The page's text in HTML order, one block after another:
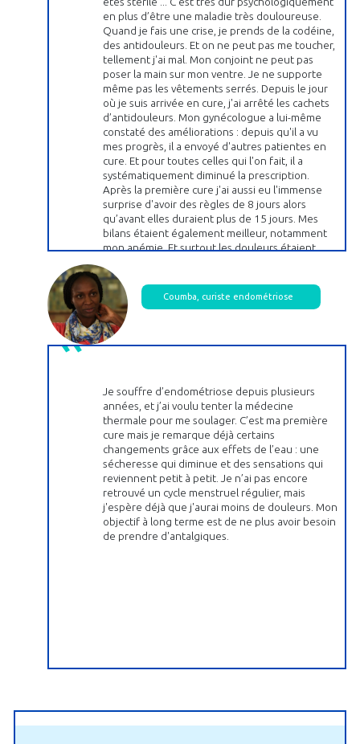
en plus d’être une maladie très douloureuse.
Quand je fais une crise, je prends de la codéine,
des antidouleurs. Et on ne peut pas me toucher,
tellement j'ai mal. Mon conjoint ne peut pas
poser la main sur mon ventre. Je ne supporte
même pas les vêtements serrés. Depuis le jour
où je suis arrivée en cure, j'ai arrêté les cachets
d’antidouleurs. Mon gynécologue a lui-même
constaté des améliorations : depuis qu'il a vu
mes progrès, il a envoyé d'autres patientes en
cure. Et pour toutes celles qui l'on fait, il a
systématiquement diminué la prescription.
Après la première cure j'ai aussi eu l'immense
surprise d'avoir des règles de 8 jours alors
qu’avant elles duraient plus de 15 jours. Mes
bilans étaient également meilleur, notamment
mon anémie. Et surtout les douleurs étaient
5 jours de règles. Et encore moins de douleurs.
La troisième année, je suis passée à 4 jours, avec
seulement deux jours d'hémorragie. Là, je
revivais ! Et puis surtout, pas de douleur,
pendant 10 mois !
Coumba, curiste endométriose
Je souffre d’endométriose depuis plusieurs
années, et j’ai voulu tenter la médecine
thermale pour me soulager. C’est ma première
cure mais je remarque déjà certains
changements grâce aux effets de l’eau : une
sécheresse qui diminue et des sensations qui
reviennent petit à petit. Je n’ai pas encore
retrouvé un cycle menstruel régulier, mais
j'espère déjà que j'aurai moins de douleurs. Mon
objectif à long terme est de ne plus avoir besoin
de prendre d'antalgiques.